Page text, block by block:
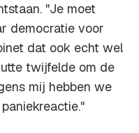
"Je moet
democratie voor
dat ook echt wel
twijfelde om de
mij hebben we